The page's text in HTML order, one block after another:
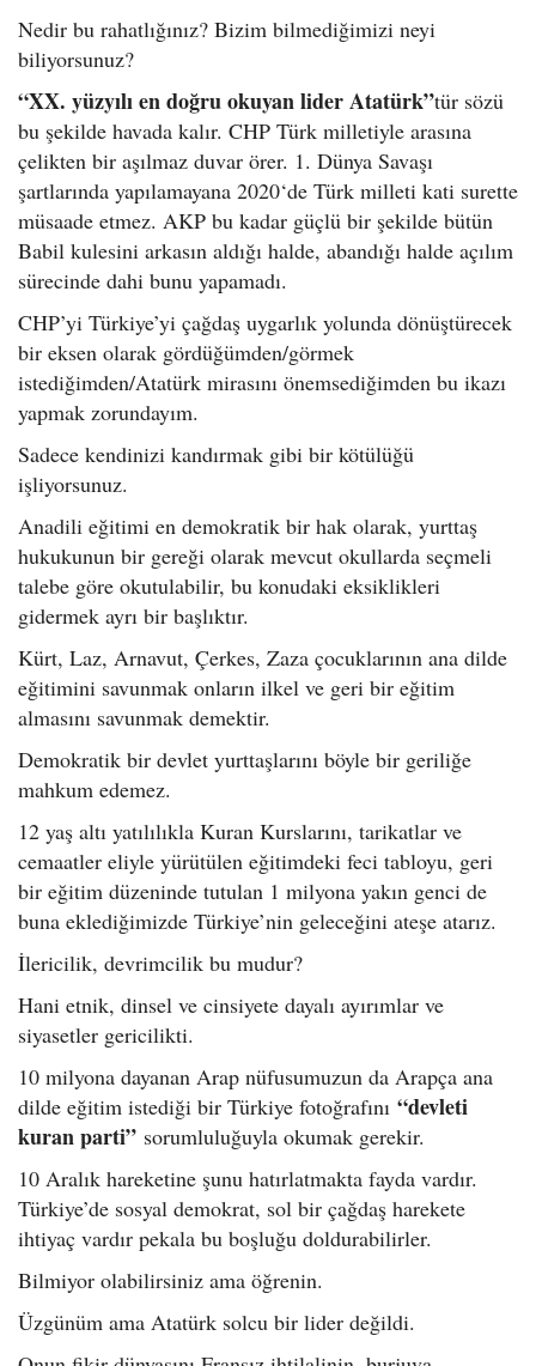
Nedir bu rahatlığınız? Bizim bilmediğimizi neyi
biliyorsunuz?
“XX. yüzyılı en doğru okuyan lider Atatürk”tür sözü
bu şekilde havada kalır. CHP Türk milletiyle arasına
çelikten bir aşılmaz duvar örer. 1. Dünya Savaşı
şartlarında yapılamayana 2020‘de Türk milleti kati surette
müsaade etmez. AKP bu kadar güçlü bir şekilde bütün
Babil kulesini arkasın aldığı halde, abandığı halde açılım
sürecinde dahi bunu yapamadı.
CHP’yi Türkiye’yi çağdaş uygarlık yolunda dönüştürecek
bir eksen olarak gördüğümden/görmek
istediğimden/Atatürk mirasını önemsediğimden bu ikazı
yapmak zorundayım.
Sadece kendinizi kandırmak gibi bir kötülüğü
işliyorsunuz.
Anadili eğitimi en demokratik bir hak olarak, yurttaş
hukukunun bir gereği olarak mevcut okullarda seçmeli
talebe göre okutulabilir, bu konudaki eksiklikleri
gidermek ayrı bir başlıktır.
Kürt, Laz, Arnavut, Çerkes, Zaza çocuklarının ana dilde
eğitimini savunmak onların ilkel ve geri bir eğitim
almasını savunmak demektir.
Demokratik bir devlet yurttaşlarını böyle bir geriliğe
mahkum edemez.
12 yaş altı yatılılıkla Kuran Kurslarını, tarikatlar ve
cemaatler eliyle yürütülen eğitimdeki feci tabloyu, geri
bir eğitim düzeninde tutulan 1 milyona yakın genci de
buna eklediğimizde Türkiye’nin geleceğini ateşe atarız.
İlericilik, devrimcilik bu mudur?
Hani etnik, dinsel ve cinsiyete dayalı ayırımlar ve
siyasetler gericilikti.
10 milyona dayanan Arap nüfusumuzun da Arapça ana
dilde eğitim istediği bir Türkiye fotoğrafını “devleti
kuran parti” sorumluluğuyla okumak gerekir.
10 Aralık hareketine şunu hatırlatmakta fayda vardır.
Türkiye’de sosyal demokrat, sol bir çağdaş harekete
ihtiyaç vardır pekala bu boşluğu doldurabilirler.
Bilmiyor olabilirsiniz ama öğrenin.
Üzgünüm ama Atatürk solcu bir lider değildi.